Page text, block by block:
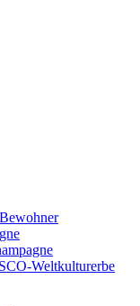
Weltkulturerbe